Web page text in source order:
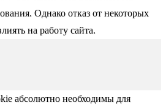
Однако отказ от некоторых
на работу сайта.
абсолютно необходимы для